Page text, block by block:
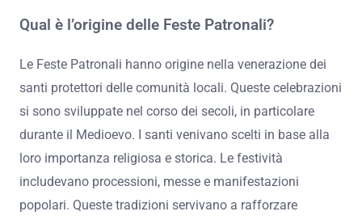
Qual è l’origine delle Feste Patronali?
Le Feste Patronali hanno origine nella venerazione dei
santi protettori delle comunità locali. Queste celebrazioni
si sono sviluppate nel corso dei secoli, in particolare
durante il Medioevo. I santi venivano scelti in base alla
loro importanza religiosa e storica. Le festività
includevano processioni, messe e manifestazioni
popolari. Queste tradizioni servivano a rafforzare